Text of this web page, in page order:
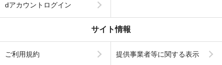
dアカウントログイン
サイト情報
ご利用規約 提供事業者等に関する表示